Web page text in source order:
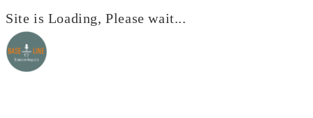
Site is Loading, Please wait...
Zum
Inhalt
springen